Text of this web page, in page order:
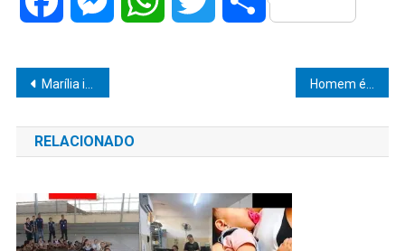
Navegação
de
Post
Marília intensifica combate à dengue e elimina focos do Aedes aegypti na região do Marajó
RELACIONADO